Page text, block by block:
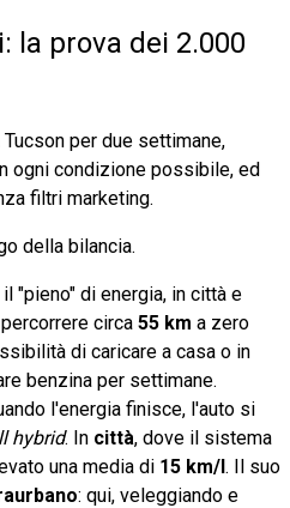
la prova dei 2.000
per due settimane,
ogni condizione possibile, ed
filtri marketing.
della bilancia.
il "pieno" di energia, in città e
circa 55 km a zero
di caricare a casa o in
benzina per settimane.
l'energia finisce, l'auto si
hybrid. In città, dove il sistema
una media di 15 km/l. Il suo
: qui, veleggiando e